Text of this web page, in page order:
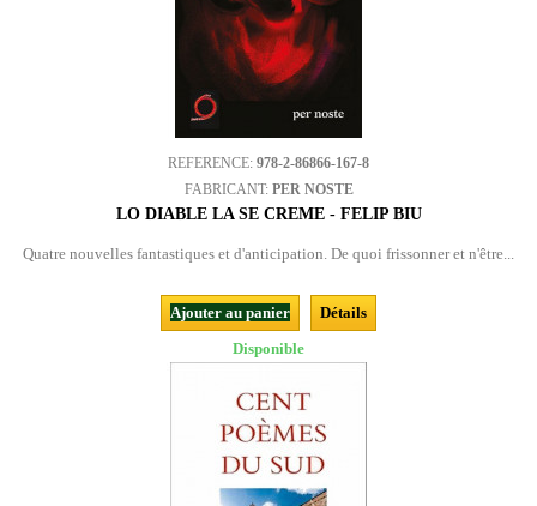
REFERENCE: 978-2-86866-167-8
FABRICANT: PER NOSTE
LO DIABLE LA SE CREME - FELIP BIU
Quatre nouvelles fantastiques et d'anticipation. De quoi frissonner et n'être...
Ajouter au panier
Détails
Disponible